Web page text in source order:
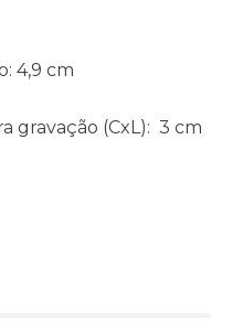
4,9 cm
gravação (CxL): 3 cm